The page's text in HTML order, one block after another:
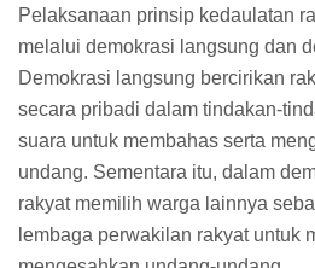
Pelaksanaan prinsip kedaulatan
melalui demokrasi langsung dan
Demokrasi langsung bercirikan
secara pribadi dalam tindakan-
suara untuk membahas serta
undang. Sementara itu, dalam
rakyat memilih warga lainnya
lembaga perwakilan rakyat untuk